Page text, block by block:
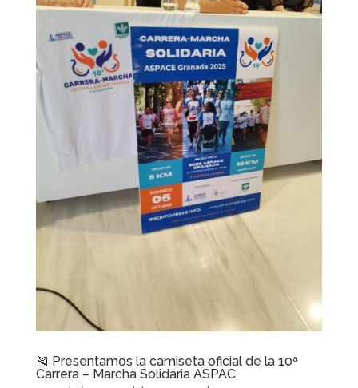
🎽 Presentamos la camiseta oficial de la 10ª
Carrera – Marcha Solidaria ASPAC